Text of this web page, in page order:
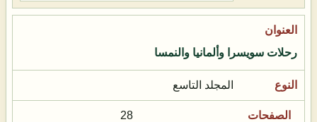
رحلات سويسرا وألمانيا والنمسا
المجلد التاسع
28